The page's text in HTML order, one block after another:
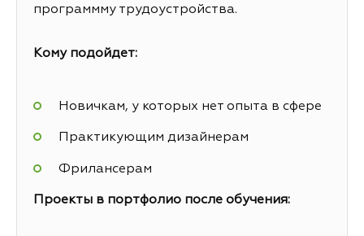
программму трудоустройства.
Кому подойдет:
Новичкам, у которых нет опыта в сфере
Практикующим дизайнерам
Фрилансерам
Проекты в портфолио после обучения: